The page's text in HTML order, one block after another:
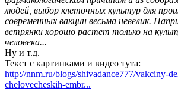
людей, выбор клеточных культур для
современных вакцин весьма невелик.
ветрянки хорошо растет только на
человека...
Ну и т.д.
Текст с картинками и видео тута:
http://nnm.ru/blogs/shivadance777/vakciny-
chelovecheskih-embr...